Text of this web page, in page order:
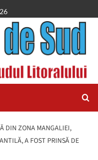
DIN ZONA MANGALIEI,
A FOST PRINSĂ DE